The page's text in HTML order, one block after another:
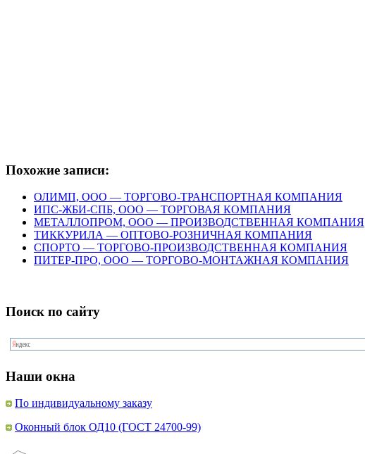
Похожие записи:
ОЛИМП, ООО — ТОРГОВО-ТРАНСПОРТНАЯ КОМПАНИЯ
ИПС-ЖБИ-СПБ, ООО — ТОРГОВАЯ КОМПАНИЯ
МЕТАЛЛОПРОМ, ООО — ПРОИЗВОДСТВЕННАЯ КОМПАНИЯ
ТИККУРИЛА — ОПТОВО-РОЗНИЧНАЯ КОМПАНИЯ
СПОРТО — ТОРГОВО-ПРОИЗВОДСТВЕННАЯ КОМПАНИЯ
ПИТЕР-ПРО, ООО — ТОРГОВО-МОНТАЖНАЯ КОМПАНИЯ
Поиск по сайту
Наши окна
По индивидуальному заказу
Оконный блок ОД10 (ГОСТ 24700-99)